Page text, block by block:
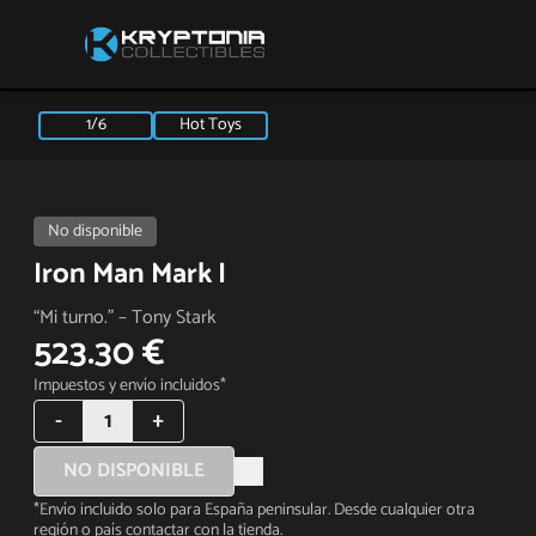
1/6 Hot Toys
No disponible
Iron Man Mark I
“Mi turno.” – Tony Stark
523.30 €
Impuestos y envío incluidos*
- 1 +
NO DISPONIBLE
*Envío incluido solo para España peninsular. Desde cualquier otra
región o país contactar con la tienda.